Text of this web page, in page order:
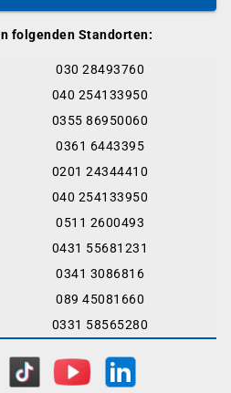
folgenden Standorten:
030 28493760
040 254133950
0355 86950060
0361 6443395
0201 24344410
040 254133950
0511 2600493
0431 55681231
0341 3086816
089 45081660
0331 58565280